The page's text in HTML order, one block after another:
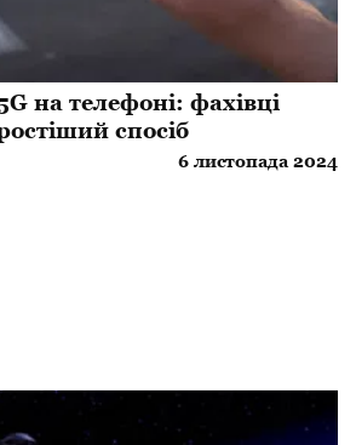
на телефоні: фахівці
спосіб
6 листопада 2024